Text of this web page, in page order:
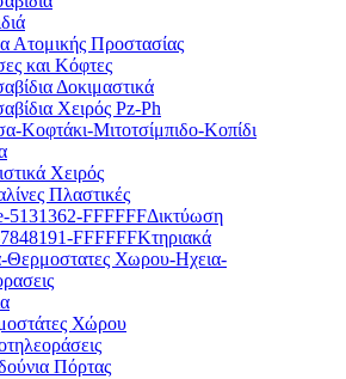
Ατομικής Προστασίας
και Κόφτες
Δοκιμαστικά
Χειρός Pz-Ph
Κοφτάκι-Μιτοτσίμπιδο-Κοπίδι
Χειρός
Πλαστικές
Δικτύωση
Κτηριακά
Θερμοστατες Χωρου-Ηχεια-
Χώρου
Πόρτας